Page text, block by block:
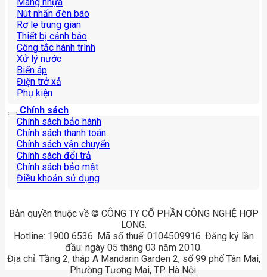
Nút nhấn đèn báo
Rơ le trung gian
Thiết bị cảnh báo
Công tắc hành trình
Xử lý nước
Biến áp
Điện trở xả
Phụ kiện
Chính sách
Chính sách bảo hành
Chính sách thanh toán
Chính sách vận chuyển
Chính sách đổi trả
Chính sách bảo mật
Điều khoản sử dụng
Bản quyền thuộc về © CÔNG TY CỔ PHẦN CÔNG NGHỆ HỢP
LONG.
Hotline: 1900 6536. Mã số thuế: 0104509916. Đăng ký lần
đầu: ngày 05 tháng 03 năm 2010.
Địa chỉ: Tầng 2, tháp A Mandarin Garden 2, số 99 phố Tân Mai,
Phường Tương Mai, TP. Hà Nội.